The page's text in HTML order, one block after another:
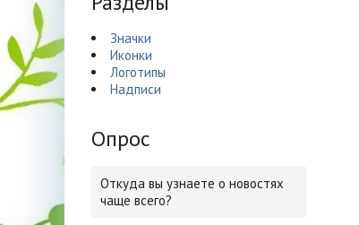
Значки
Иконки
Логотипы
Надписи
Опрос
Откуда вы узнаете о новостях
чаще всего?